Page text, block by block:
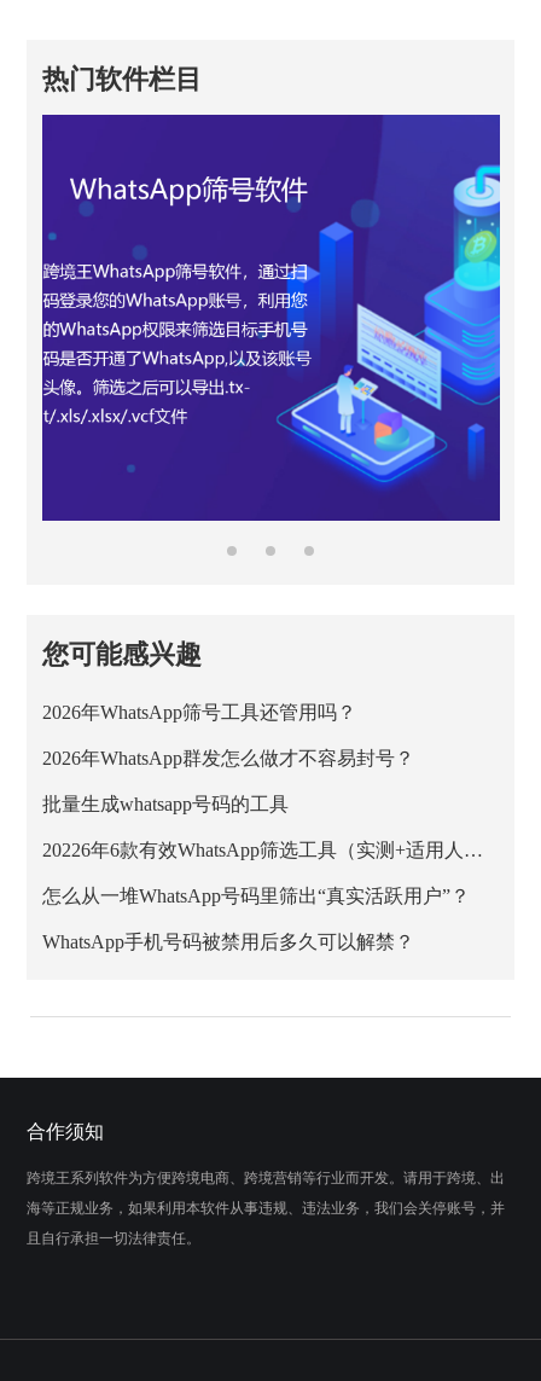
热门软件栏目
您可能感兴趣
2026年WhatsApp筛号工具还管用吗？
2026年WhatsApp群发怎么做才不容易封号？
批量生成whatsapp号码的工具
20226年6款有效WhatsApp筛选工具（实测+适用人群）
怎么从一堆WhatsApp号码里筛出“真实活跃用户”？
WhatsApp手机号码被禁用后多久可以解禁？
合作须知
跨境王系列软件为方便跨境电商、跨境营销等行业而开发。请用于跨境、出
海等正规业务，如果利用本软件从事违规、违法业务，我们会关停账号，并
且自行承担一切法律责任。